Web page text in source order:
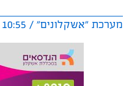
מערכת "אשקלונים" / 10:55 05.07.26